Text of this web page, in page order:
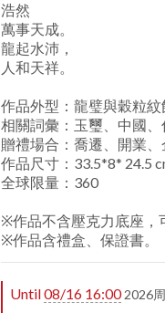
浩然
萬事天成。
龍起水沛，
人和天祥。
作品外型：龍璧與穀粒紋
相關詞彙：玉璽、中國、
贈禮場合：喬遷、開業、
作品尺寸：33.5*8* 24.5
全球限量：360
※作品不含壓克力底座，
※作品含禮盒、保證書。
Until08/16 16:002026